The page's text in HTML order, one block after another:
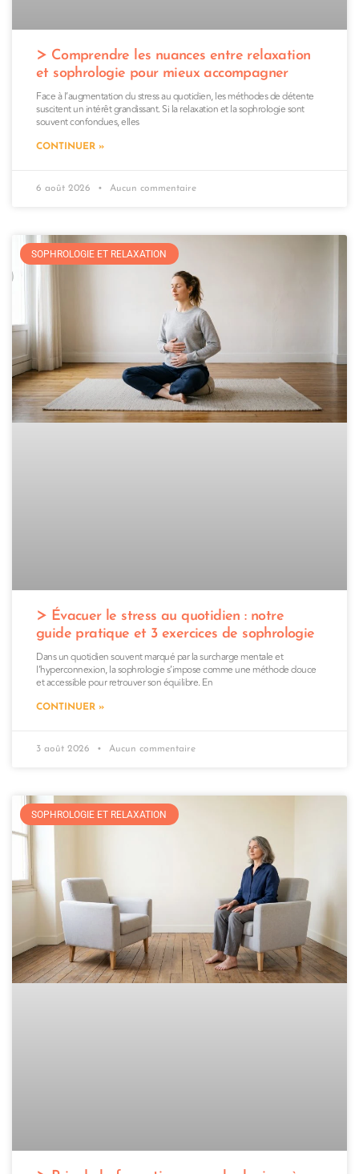
Comprendre les nuances entre relaxation
et sophrologie pour mieux accompagner
Face à l’augmentation du stress au quotidien, les méthodes de détente
suscitent un intérêt grandissant. Si la relaxation et la sophrologie sont
souvent confondues, elles
CONTINUER »
6 août 2026 Aucun commentaire
SOPHROLOGIE ET RELAXATION
Évacuer le stress au quotidien : notre
guide pratique et 3 exercices de sophrologie
Dans un quotidien souvent marqué par la surcharge mentale et
l’hyperconnexion, la sophrologie s’impose comme une méthode douce
et accessible pour retrouver son équilibre. En
CONTINUER »
3 août 2026 Aucun commentaire
SOPHROLOGIE ET RELAXATION